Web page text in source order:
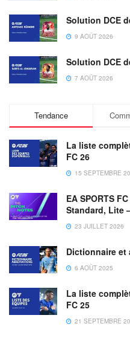
Solution DCE
9 AOÛT 2026
Solution DCE
7 AOÛT 2026
Tendance
La liste
FC 26
15 SEPTEMBRE
EA SPORTS
Standard, Lite
23 JUILLET 2026
Dictionnaire et
6 AOÛT 2025
La liste
FC 25
21 SEPTEMBRE